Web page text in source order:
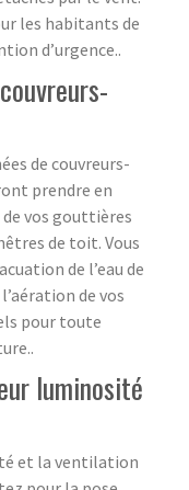
les habitants de
d’urgence..
de couvreurs-
prendre en
vos gouttières
de toit. Vous
de l’eau de
de vos
pour toute
luminosité
et la ventilation